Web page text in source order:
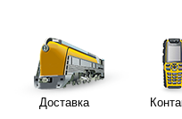
Доставка